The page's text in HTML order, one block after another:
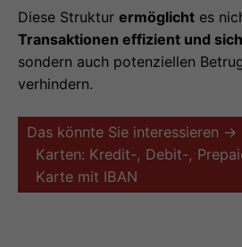
Diese Struktur ermöglicht es
Transaktionen effizient und
sondern auch potenziellen
verhindern.
Das könnte Sie interessieren →
Karten: Kredit-, Debit-,
Karte mit IBAN